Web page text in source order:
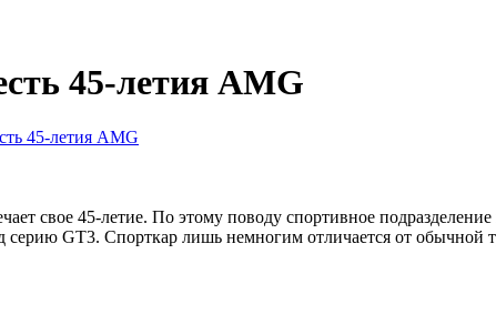
45-летия AMG
45-летия AMG
свое 45-летие. По этому поводу спортивное
GT3. Спорткар лишь немногим отличается от обычной